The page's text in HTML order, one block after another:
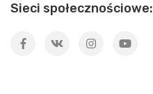
Sieci społecznościowe: